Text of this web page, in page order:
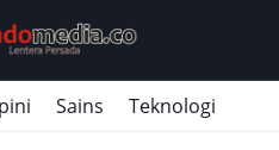
Sains Teknologi